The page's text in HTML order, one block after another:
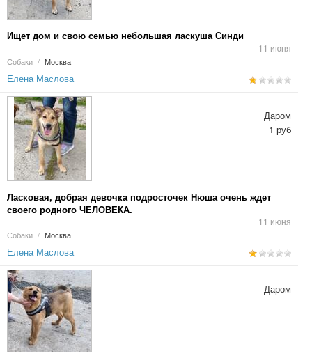
Ищет дом и свою семью небольшая ласкуша Синди
11 июня
Собаки / Москва
Елена Маслова
Ласковая, добрая девочка подросточек Нюша очень ждет
своего родного ЧЕЛОВЕКА.
11 июня
Собаки / Москва
Даром
1 руб
Елена Маслова
Даром